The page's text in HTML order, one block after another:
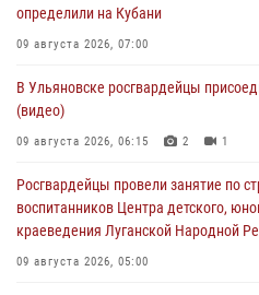
определили на Кубани
09 августа 2026, 07:00
В Ульяновске росгвардейцы
(видео)
09 августа 2026, 06:15 2 1
Росгвардейцы провели занятие по
воспитанников Центра детского,
краеведения Луганской Народной
09 августа 2026, 05:00